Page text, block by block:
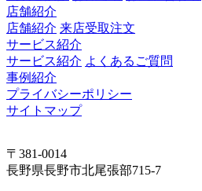
店舗紹介
店舗紹介 来店受取注文
サービス紹介
サービス紹介 よくあるご質問
事例紹介
プライバシーポリシー
サイトマップ
〒381-0014
長野県長野市北尾張部715-7